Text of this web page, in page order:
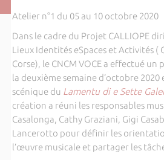
Atelier n°1 du 05 au 10 octobre 2020
Dans le cadre du Projet CALLIOPE
Lieux Identités eSpaces et Activités (
Corse), le CNCM VOCE a effectué
la deuxième semaine d’octobre 2020
scénique du Lamentu di e Sette
création a réuni les responsables
Casalonga, Cathy Graziani, Gigi
Lancerotto pour définir les
l’œuvre musicale et partager les